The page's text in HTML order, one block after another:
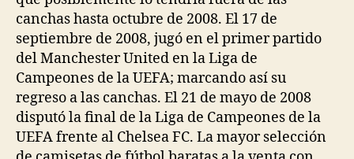
canchas hasta octubre de 2008. El 17 de
septiembre de 2008, jugó en el primer partido
del Manchester United en la Liga de
Campeones de la UEFA; marcando así su
regreso a las canchas. El 21 de mayo de 2008
disputó la final de la Liga de Campeones de la
UEFA frente al Chelsea FC. La mayor selección